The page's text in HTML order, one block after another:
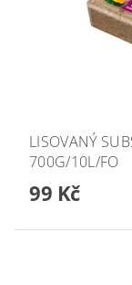
LISOVANÝ
700G/10L/FO
99 Kč